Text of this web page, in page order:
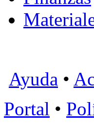
Ayuda •
Portal •